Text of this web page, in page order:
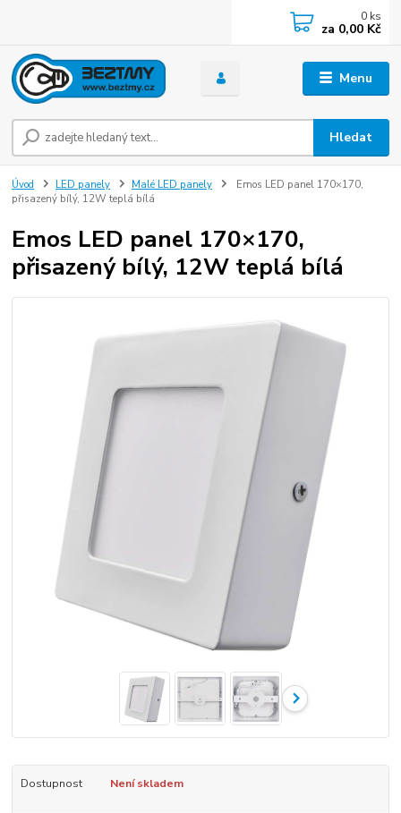
Menu
Hledat
0 ks
za 0,00 Kč
Úvod LED panely Malé LED panely
Emos LED panel 170×170,
přisazený bílý, 12W teplá bílá
Emos LED panel 170×170,
přisazený bílý, 12W teplá bílá
Dostupnost Není skladem